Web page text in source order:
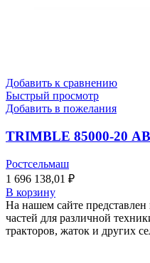
Добавить к сравнению
Быстрый просмотр
Добавить в пожелания
TRIMBLE 85000-20
Ростсельмаш
1 696 138,01 ₽
В корзину
На нашем сайте
частей для различной
тракторов, жаток и других